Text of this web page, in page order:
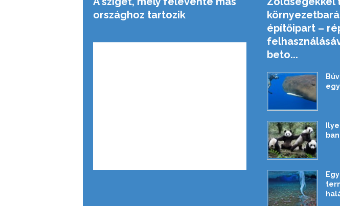
országhoz tartozik
építőipart –
beto...